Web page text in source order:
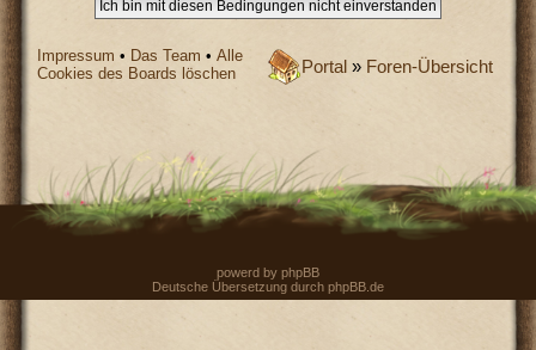
Portal » Foren-Übersicht
Impressum • Das Team •Alle
Cookies des Boards löschen
powerd by phpBB
Deutsche Übersetzung durch phpBB.de